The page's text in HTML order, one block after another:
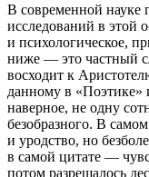
В современной науке
исследований в этой
и психологическое,
ниже — это частный
восходит к
данному в «Поэтике»
наверное, не одну
безобразного. В
и уродство, но
в самой цитате —
потом разрешалось